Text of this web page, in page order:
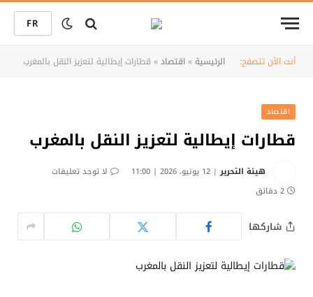
FR
أنت الآن تتصفح: الرئيسية»اقتصاد» قطارات إيطالية لتعزيز النقل بالمغرب
اقتصاد
قطارات إيطالية لتعزيز النقل بالمغرب
هيئة التحرير 12 يونيو، 2026 | 11:00
لا توجد تعليقات
2 دقائق
شاركها